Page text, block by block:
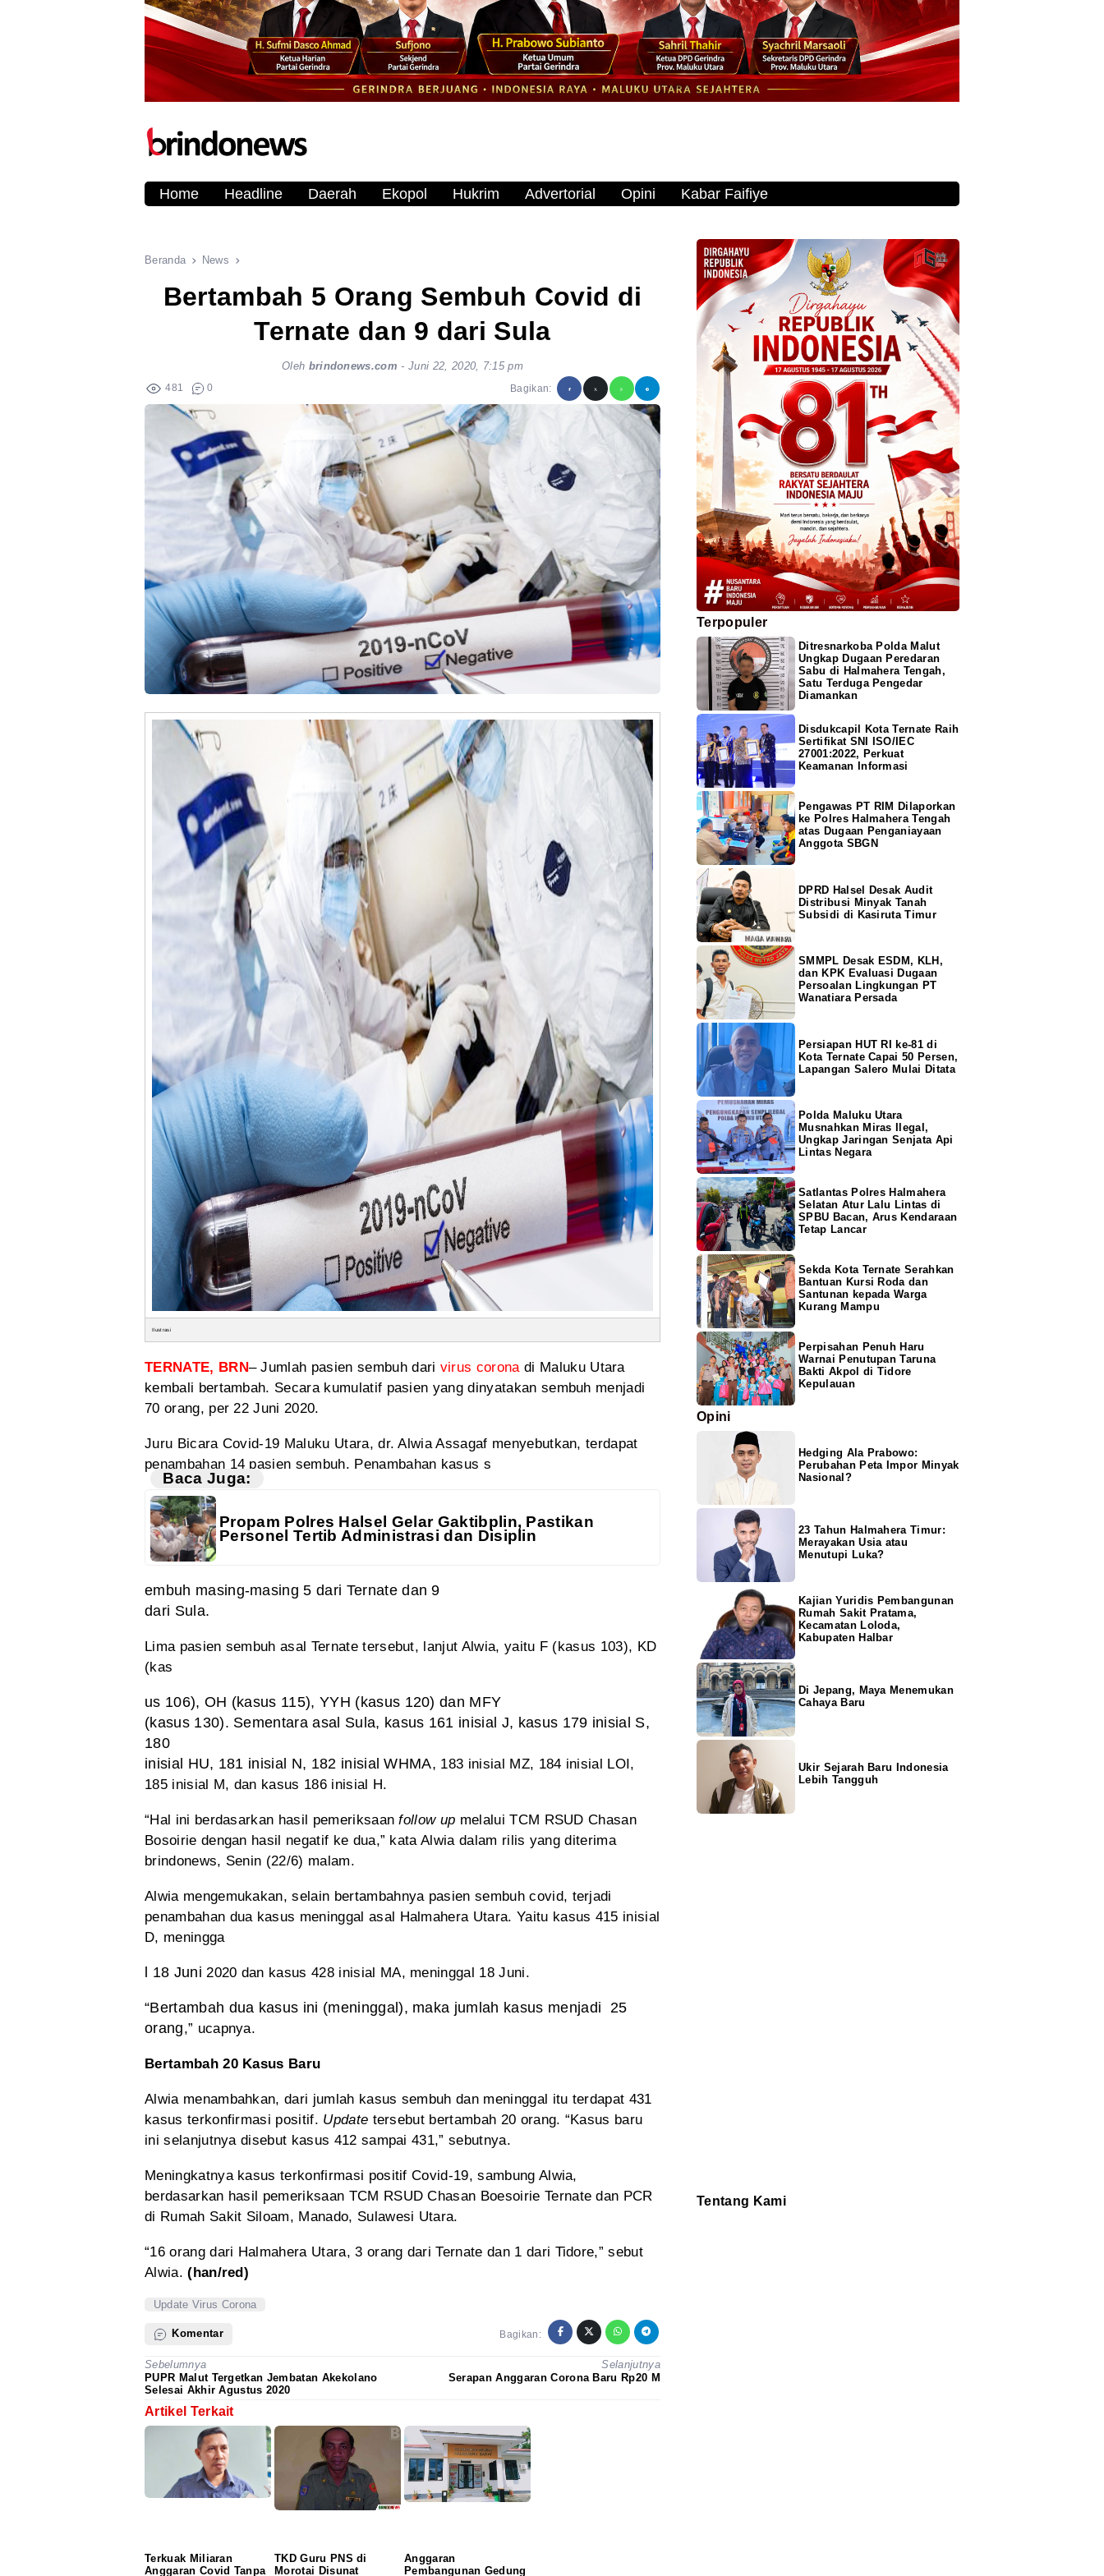
Home Headline Daerah Ekopol Hukrim Advertorial Opini Kabar Faifiye
Beranda News
Bertambah 5 Orang Sembuh Covid di
Ternate dan 9 dari Sula
Oleh brindonews.com - Juni 22, 2020, 7:15 pm
481 0 Bagikan:
Ilustrasi
TERNATE, BRN– Jumlah pasien sembuh dari virus corona di Maluku Utara
kembali bertambah. Secara kumulatif pasien yang dinyatakan sembuh menjadi
70 orang, per 22 Juni 2020.
Juru Bicara Covid-19 Maluku Utara, dr. Alwia Assagaf menyebutkan, terdapat
penambahan 14 pasien sembuh. Penambahan kasus s
Baca Juga:
Propam Polres Halsel Gelar Gaktibplin, Pastikan
Personel Tertib Administrasi dan Disiplin
embuh masing-masing 5 dari Ternate dan 9
dari Sula.
Lima pasien sembuh asal Ternate tersebut, lanjut Alwia, yaitu F (kasus 103), KD
(kas
us 106), OH (kasus 115), YYH (kasus 120) dan MFY
(kasus 130). Sementara asal Sula, kasus 161 inisial J, kasus 179 inisial S,
180
inisial HU, 181 inisial N, 182 inisial WHMA, 183 inisial MZ, 184 inisial LOI,
185 inisial M, dan kasus 186 inisial H.
“Hal ini berdasarkan hasil pemeriksaanfollow up melalui TCM RSUD Chasan
Bosoirie dengan hasil negatif ke dua,” kata Alwia dalam rilis yang diterima
brindonews, Senin (22/6) malam.
Alwia mengemukakan, selain bertambahnya pasien sembuhcovid, terjadi
penambahan dua kasus meninggal asal Halmahera Utara. Yaitu kasus 415 inisial
D, meningga
l 18 Juni 2020 dan kasus 428 inisial MA, meninggal 18 Juni.
“Bertambah dua kasus ini (meninggal), maka jumlah kasus menjadi 25
orang,” ucapnya.
Bertambah 20 Kasus Baru
Alwiamenambahkan, dari jumlah kasus sembuh dan meninggal itu terdapat 431
kasus terkonfirmasi positif. Update tersebut bertambah 20 orang. “Kasus baru
ini selanjutnya disebut kasus 412 sampai 431,” sebutnya.
Meningkatnyakasus terkonfirmasi positif Covid-19, sambung Alwia,
berdasarkan hasil pemeriksaan TCM RSUD Chasan Boesoirie Ternate dan PCR
di Rumah Sakit Siloam, Manado, Sulawesi Utara.
“16 orang dari HalmaheraUtara, 3 orang dari Ternate dan 1 dari Tidore,” sebut
Alwia.(han/red)
Update Virus Corona
Komentar Bagikan:
Sebelumnya
PUPR Malut Tergetkan Jembatan Akekolano
Selesai Akhir Agustus 2020
Selanjutnya
Serapan Anggaran Corona Baru Rp20 M
Artikel Terkait
Terkuak Miliaran
Anggaran Covid Tanpa
TKD Guru PNS di
Morotai Disunat
Anggaran
Pembangunan Gedung
Terpopuler
Ditresnarkoba Polda Malut
Ungkap Dugaan Peredaran
Sabu di Halmahera Tengah,
Satu Terduga Pengedar
Diamankan
Disdukcapil Kota Ternate Raih
Sertifikat SNI ISO/IEC
27001:2022, Perkuat
Keamanan Informasi
Pengawas PT RIM Dilaporkan
ke Polres Halmahera Tengah
atas Dugaan Penganiayaan
Anggota SBGN
DPRD Halsel Desak Audit
Distribusi Minyak Tanah
Subsidi di Kasiruta Timur
SMMPL Desak ESDM, KLH,
dan KPK Evaluasi Dugaan
Persoalan Lingkungan PT
Wanatiara Persada
Persiapan HUT RI ke-81 di
Kota Ternate Capai 50 Persen,
Lapangan Salero Mulai Ditata
Polda Maluku Utara
Musnahkan Miras Ilegal,
Ungkap Jaringan Senjata Api
Lintas Negara
Satlantas Polres Halmahera
Selatan Atur Lalu Lintas di
SPBU Bacan, Arus Kendaraan
Tetap Lancar
Sekda Kota Ternate Serahkan
Bantuan Kursi Roda dan
Santunan kepada Warga
Kurang Mampu
Perpisahan Penuh Haru
Warnai Penutupan Taruna
Bakti Akpol di Tidore
Kepulauan
Opini
Hedging Ala Prabowo:
Perubahan Peta Impor Minyak
Nasional?
23 Tahun Halmahera Timur:
Merayakan Usia atau
Menutupi Luka?
Kajian Yuridis Pembangunan
Rumah Sakit Pratama,
Kecamatan Loloda,
Kabupaten Halbar
Di Jepang, Maya Menemukan
Cahaya Baru
Ukir Sejarah Baru Indonesia
Lebih Tangguh
Tentang Kami